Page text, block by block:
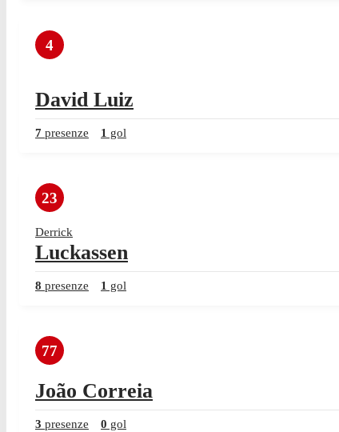
4
David Luiz
7 presenze 1 gol
23
Derrick
Luckassen
8 presenze 1 gol
77
João Correia
3 presenze 0 gol